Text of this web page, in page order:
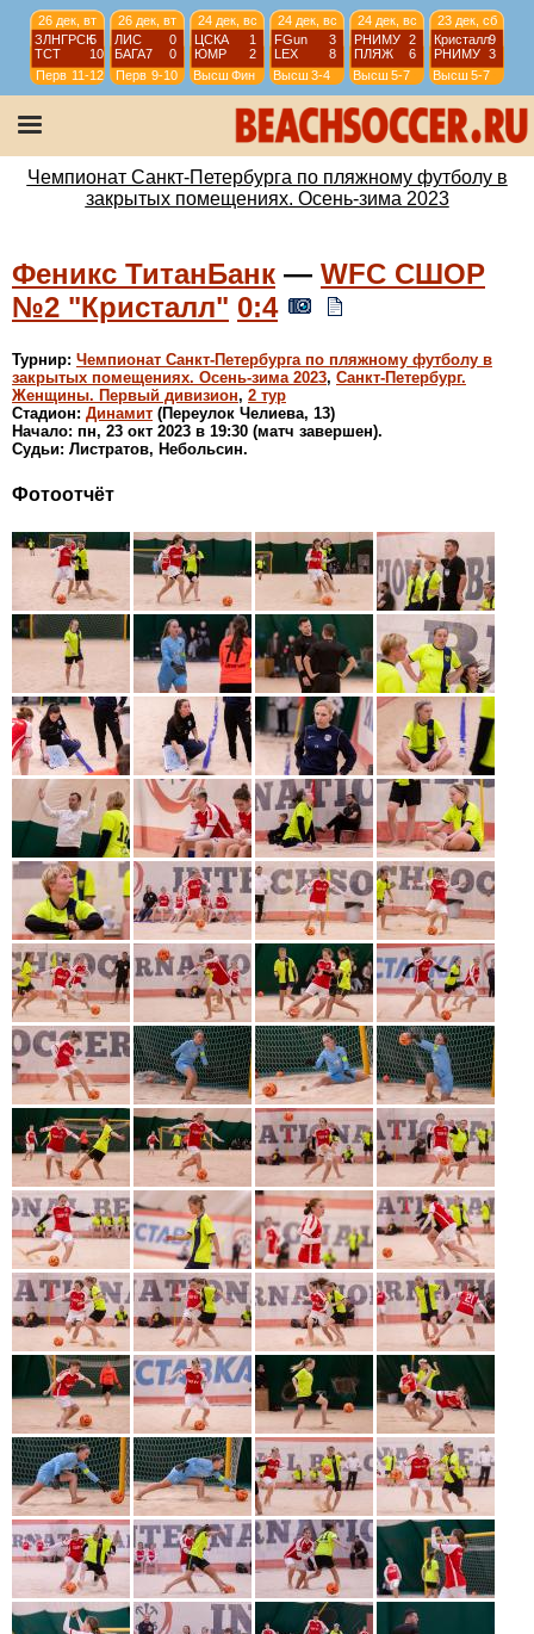
26 дек, вт
ЗЛНГРСК5
ТСТ
10
Перв 11-12
26 дек, вт
ЛИС
0
БАГА7
0
Перв 9-10
24 дек, вс
ЦСКА
1
ЮМР
2
Высш Фин
24 дек, вс
FGun
3
LEX
8
Высш 3-4
24 дек, вс
РНИМУ 2
ПЛЯЖ
6
Высш 5-7
23 дек, сб
Кристалл9
РНИМУ 3
Высш 5-7
23 дек, сб
9
6
23 дек, сб
ПЛЯЖ
4
Кристалл 5
22 дек, пт
WKRIS
3
WЗВЗ
1
Чемпионат Санкт-Петербурга по пляжному футболу в
закрытых помещениях. Осень-зима 2023
Феникс ТитанБанк — WFC СШОР
№2 "Кристалл" 0:4
Турнир: Чемпионат Санкт-Петербурга по пляжному футболу в
закрытых помещениях. Осень-зима 2023, Санкт-Петербург.
Женщины. Первый дивизион, 2 тур
Стадион: Динамит (Переулок Челиева, 13)
Начало: пн, 23 окт 2023 в 19:30 (матч завершен).
Судьи: Листратов, Небольсин.
Фотоотчёт